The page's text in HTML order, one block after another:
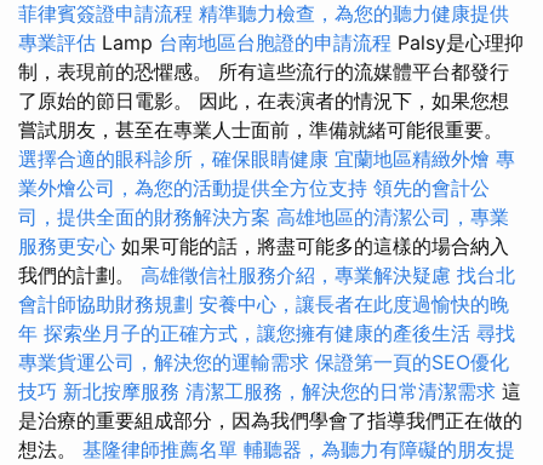
菲律賓簽證申請流程 精準聽力檢查，為您的聽力健康提供
專業評估 Lamp 台南地區台胞證的申請流程 Palsy是心理抑
制，表現前的恐懼感。 所有這些流行的流媒體平台都發行
了原始的節日電影。 因此，在表演者的情況下，如果您想
嘗試朋友，甚至在專業人士面前，準備就緒可能很重要。
選擇合適的眼科診所，確保眼睛健康 宜蘭地區精緻外燴 專
業外燴公司，為您的活動提供全方位支持 領先的會計公
司，提供全面的財務解決方案 高雄地區的清潔公司，專業
服務更安心 如果可能的話，將盡可能多的這樣的場合納入
我們的計劃。 高雄徵信社服務介紹，專業解決疑慮 找台北
會計師協助財務規劃 安養中心，讓長者在此度過愉快的晚
年 探索坐月子的正確方式，讓您擁有健康的產後生活 尋找
專業貨運公司，解決您的運輸需求 保證第一頁的SEO優化
技巧 新北按摩服務 清潔工服務，解決您的日常清潔需求 這
是治療的重要組成部分，因為我們學會了指導我們正在做的
想法。 基隆律師推薦名單 輔聽器，為聽力有障礙的朋友提